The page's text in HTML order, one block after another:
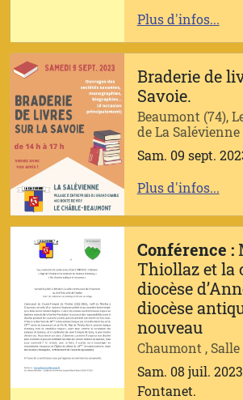
Plus d'infos...
Braderie de
Savoie.
Beaumont (74),
de La Salévienne
Sam. 09 sept.
Plus d'infos...
Conférence :
Thiollaz et la
diocèse
diocèse
nouveau
Chaumont ,
Sam. 08 juil. 2023
Fontanet.